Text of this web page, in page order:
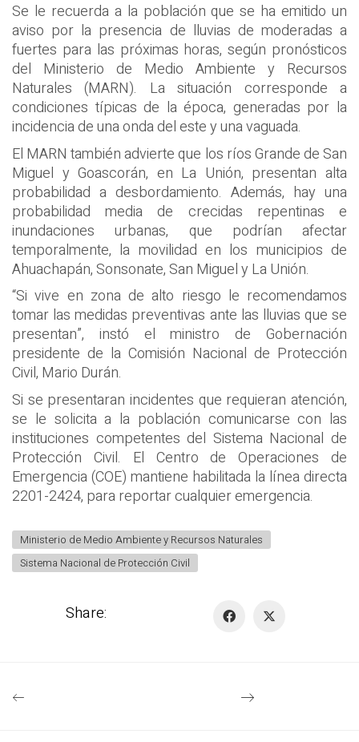
Se le recuerda a la población que se ha emitido un
aviso por la presencia de lluvias de moderadas a
fuertes para las próximas horas, según pronósticos
del Ministerio de Medio Ambiente y Recursos
Naturales (MARN). La situación corresponde a
condiciones típicas de la época, generadas por la
incidencia de una onda del este y una vaguada.
El MARN también advierte que los ríos Grande de San
Miguel y Goascorán, en La Unión, presentan alta
probabilidad a desbordamiento. Además, hay una
probabilidad media de crecidas repentinas e
inundaciones urbanas, que podrían afectar
temporalmente, la movilidad en los municipios de
Ahuachapán, Sonsonate, San Miguel y La Unión.
“Si vive en zona de alto riesgo le recomendamos
tomar las medidas preventivas ante las lluvias que se
presentan”, instó el ministro de Gobernación
presidente de la Comisión Nacional de Protección
Civil, Mario Durán.
Si se presentaran incidentes que requieran atención,
se le solicita a la población comunicarse con las
instituciones competentes del Sistema Nacional de
Protección Civil. El Centro de Operaciones de
Emergencia (COE) mantiene habilitada la línea directa
2201-2424, para reportar cualquier emergencia.
Ministerio de Medio Ambiente y Recursos Naturales
Sistema Nacional de Protección Civil
Share: